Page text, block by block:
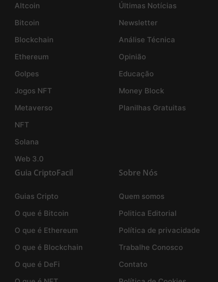
Altcoin
Bitcoin
Blockchain
Ethereum
Golpes
Jogos NFT
Metaverso
NFT
Solana
Web 3.0
Últimas Notícias
Newsletter
Análise Técnica
Opinião
Educação
Money Block
Planilhas Gratuitas
Guia CriptoFacil
Guias Cripto
O que é Bitcoin
O que é Ethereum
O que é Blockchain
O que é DeFi
Sobre Nós
Quem somos
Politica Editorial
Política de privacidade
Trabalhe Conosco
Contato